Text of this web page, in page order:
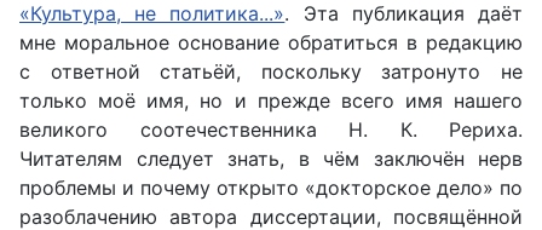
«Культура, не политика...». Эта публикация даёт
мне моральное основание обратиться в редакцию
с ответной статьёй, поскольку затронуто не
только моё имя, но и прежде всего имя нашего
великого соотечественника Н. К. Рериха.
Читателям следует знать, в чём заключён нерв
проблемы и почему открыто «докторское дело» по
разоблачению автора диссертации, посвящённой